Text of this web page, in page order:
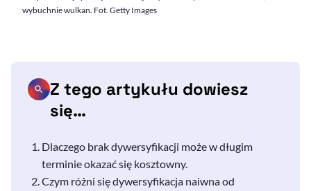
wybuchnie wulkan. Fot. Getty Images
Z tego artykułu dowiesz
się…
Dlaczego brak dywersyfikacji może w długim
terminie okazać się kosztowny.
Czym różni się dywersyfikacja naiwna od